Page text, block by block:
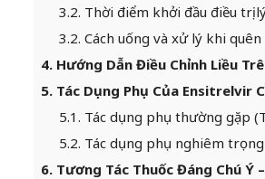
3.2. Thời điểm khởi đầu điều trị
3.2. Cách uống và xử lý khi quên
4. Hướng Dẫn Điều Chỉnh Liều
5. Tác Dụng Phụ Của Ensitrelvir
5.1. Tác dụng phụ thường gặp
5.2. Tác dụng phụ nghiêm
6. Tương Tác Thuốc Đáng Chú Ý